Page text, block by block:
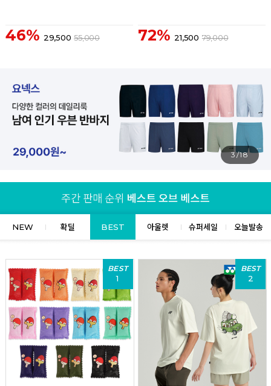
46% 29,500 55,000 72% 21,500 79,000
4/18
NEW 확딜 BEST 아울렛 슈퍼세일 오늘발송
BEST
1
BEST
2